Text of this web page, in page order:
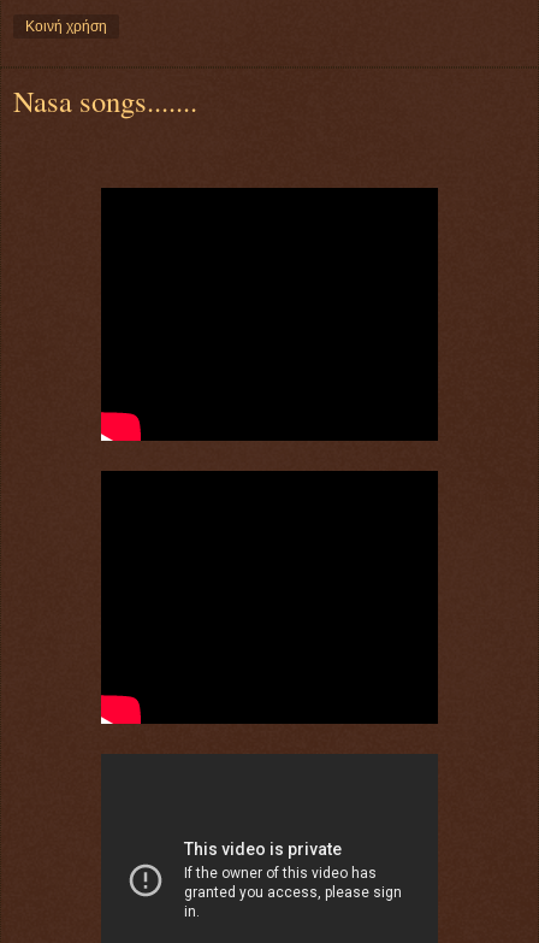
Κοινή χρήση
Nasa songs.......